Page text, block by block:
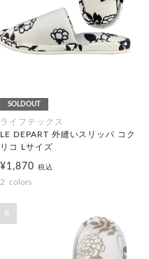
SOLDOUT
ライフテックス
LE DEPART 外縫いスリッパ コク
リコ Lサイズ
¥1,870 税込
2 colors
8